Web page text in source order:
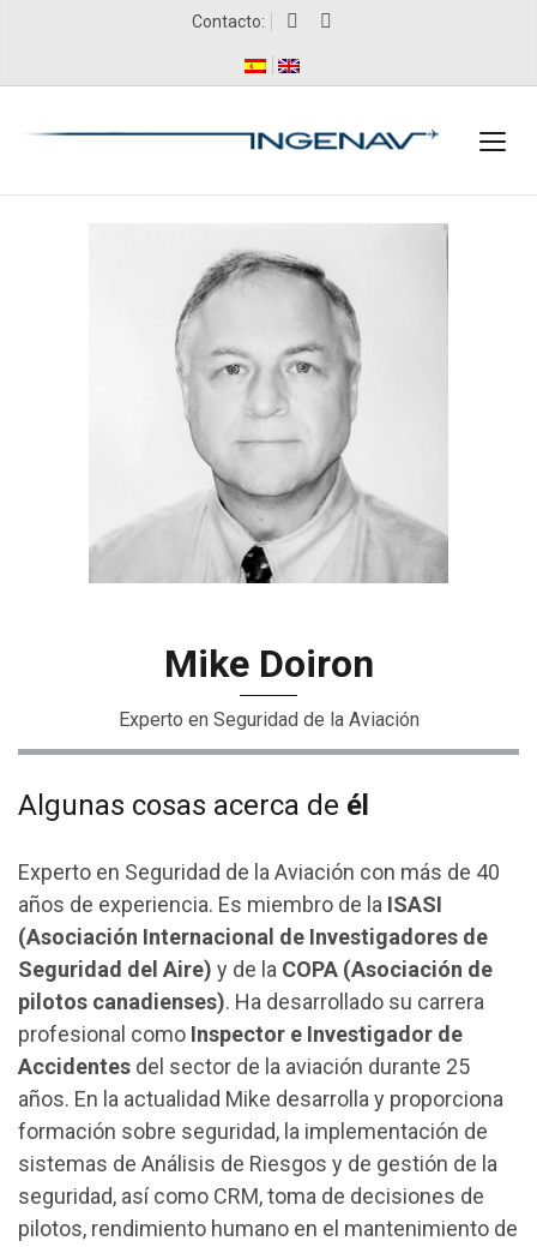
Contacto:
Mike Doiron
Experto en Seguridad de la Aviación
Algunas cosas acerca de él
Experto en Seguridad de la Aviación con más de 40
años de experiencia. Es miembro de la ISASI
(Asociación Internacional de Investigadores de
Seguridad del Aire) y de la COPA (Asociación de
pilotos canadienses). Ha desarrollado su carrera
profesional como Inspector e Investigador de
Accidentes del sector de la aviación durante 25
años. En la actualidad Mike desarrolla y proporciona
formación sobre seguridad, la implementación de
sistemas de Análisis de Riesgos y de gestión de la
seguridad, así como CRM, toma de decisiones de
pilotos, rendimiento humano en el mantenimiento de